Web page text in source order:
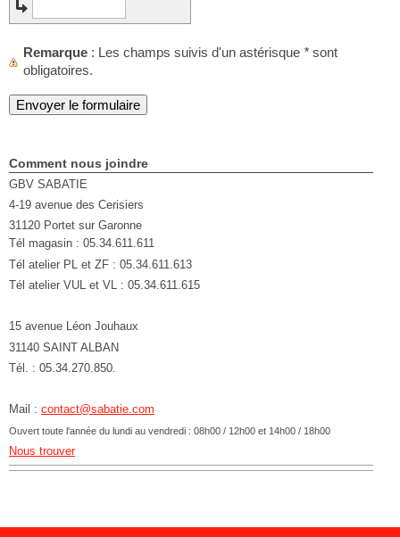
Remarque : Les champs suivis d'un astérisque * sont
obligatoires.
Comment nous joindre
GBV SABATIE
4-19 avenue des Cerisiers
31120 Portet sur Garonne
Tél magasin : 05.34.611.611
Tél atelier PL et ZF : 05.34.611.613
Tél atelier VUL et VL : 05.34.611.615
15 avenue Léon Jouhaux
31140 SAINT ALBAN
Tél. : 05.34.270.850.
Mail : contact@sabatie.com
Ouvert toute l'année du lundi au vendredi : 08h00 / 12h00 et 14h00 / 18h00
Nous trouver